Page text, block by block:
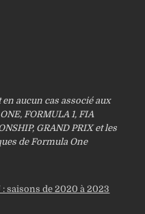
en aucun cas associé aux
FORMULA 1, FIA
GRAND PRIX et les
de Formula One
: saisons de 2020 à 2023